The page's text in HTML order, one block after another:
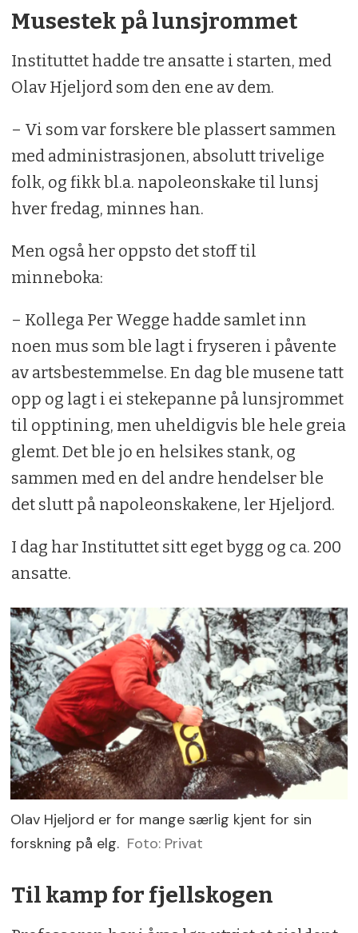
Musestek på lunsjrommet
Instituttet hadde tre ansatte i starten, med
Olav Hjeljord som den ene av dem.
– Vi som var forskere ble plassert sammen
med administrasjonen, absolutt trivelige
folk, og fikk bl.a. napoleonskake til lunsj
hver fredag, minnes han.
Men også her oppsto det stoff til
minneboka:
– Kollega Per Wegge hadde samlet inn
noen mus som ble lagt i fryseren i påvente
av artsbestemmelse. En dag ble musene tatt
opp og lagt i ei stekepanne på lunsjrommet
til opptining, men uheldigvis ble hele greia
glemt. Det ble jo en helsikes stank, og
sammen med en del andre hendelser ble
det slutt på napoleonskakene, ler Hjeljord.
I dag har Instituttet sitt eget bygg og ca. 200
ansatte.
Olav Hjeljord er for mange særlig kjent for sin
forskning på elg. Foto: Privat
Til kamp for fjellskogen